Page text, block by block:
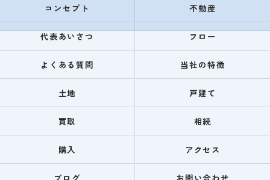
コンセプト 不動産
代表あいさつ フロー
よくある質問 当社の特徴
土地 戸建て
買取 相続
購入 アクセス
ブログ お問い合わせ